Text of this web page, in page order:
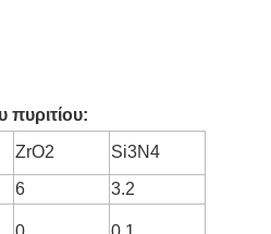
πυριτίου:
ZrO2 Si3N4
6
3.2